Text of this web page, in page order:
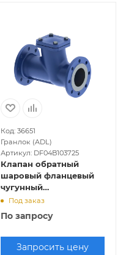
Код: 36651
Гранлок (ADL)
Артикул: DF04B103725
Клапан обратный
шаровый фланцевый
чугунный
RD12.02.050.16.Ф/Ф
Под заказ
По запросу
Запросить цену